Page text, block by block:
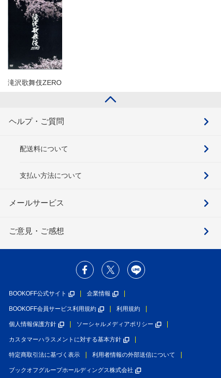
滝沢歌舞伎ZERO
ヘルプ・ご質問
配送料について
支払い方法について
メールサービス
ご意見・ご感想
BOOKOFF公式サイト 企業情報
BOOKOFF会員サービス利用規約 利用規約
個人情報保護方針 ソーシャルメディアポリシー
カスタマーハラスメントに対する基本方針
特定商取引法に基づく表示 利用者情報の外部送信について
ブックオフグループホールディングス株式会社